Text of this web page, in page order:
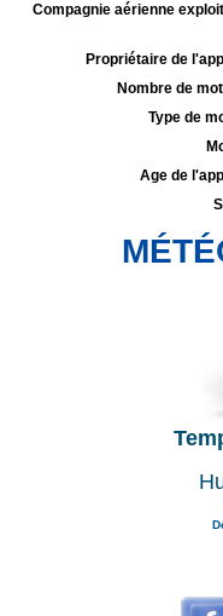
Compagnie aérienne
Propriétaire de
Nombre de
Type de
Age de